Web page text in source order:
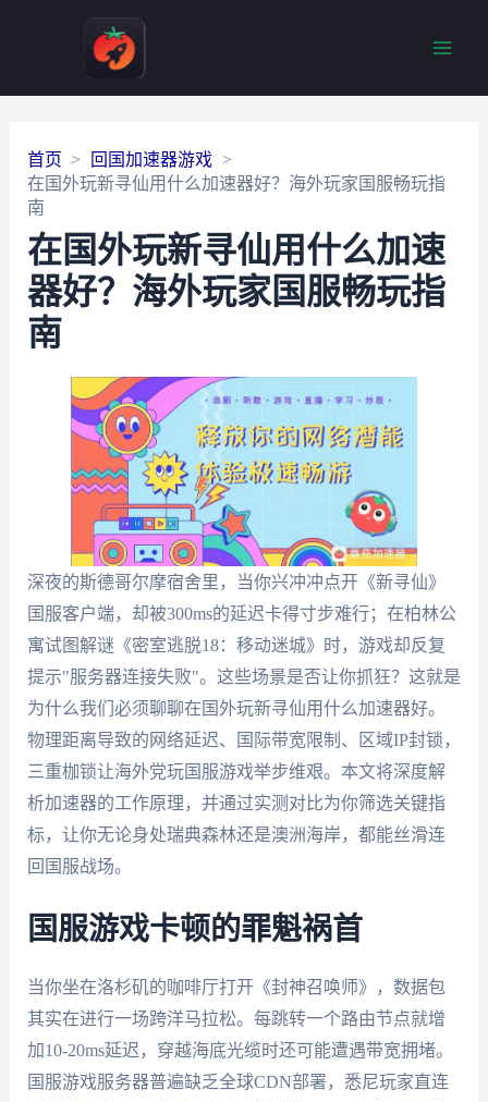
首页
回国加速器游戏
在国外玩新寻仙用什么加速器好？海外玩家国服畅玩指
南
在国外玩新寻仙用什么加速
器好？海外玩家国服畅玩指
南
深夜的斯德哥尔摩宿舍里，当你兴冲冲点开《新寻仙》
国服客户端，却被300ms的延迟卡得寸步难行；在柏林公
寓试图解谜《密室逃脱18：移动迷城》时，游戏却反复
提示"服务器连接失败"。这些场景是否让你抓狂？这就是
为什么我们必须聊聊在国外玩新寻仙用什么加速器好。
物理距离导致的网络延迟、国际带宽限制、区域IP封锁，
三重枷锁让海外党玩国服游戏举步维艰。本文将深度解
析加速器的工作原理，并通过实测对比为你筛选关键指
标，让你无论身处瑞典森林还是澳洲海岸，都能丝滑连
回国服战场。
国服游戏卡顿的罪魁祸首
当你坐在洛杉矶的咖啡厅打开《封神召唤师》，数据包
其实在进行一场跨洋马拉松。每跳转一个路由节点就增
加10-20ms延迟，穿越海底光缆时还可能遭遇带宽拥堵。
国服游戏服务器普遍缺乏全球CDN部署，悉尼玩家直连